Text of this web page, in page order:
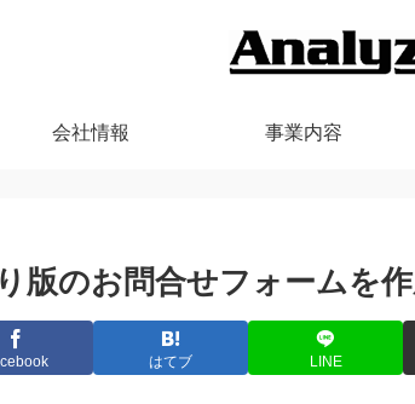
会社情報 事業内容
版のお問合せフォームを
はてブ LINE